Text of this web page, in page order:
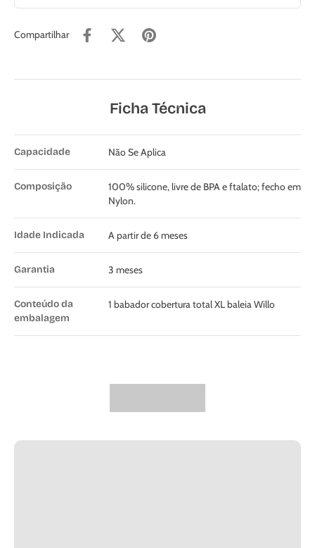
Compartilhar
Ficha Técnica
Capacidade Não Se Aplica
Composição
100% silicone, livre de BPA e ftalato; fecho em
Nylon.
Idade Indicada A partir de 6 meses
Garantia 3 meses
Conteúdo da
embalagem
1 babador cobertura total XL baleia Willo